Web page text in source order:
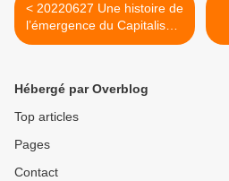
< 20220627 Une histoire de
l’émergence du Capitalisme
partie 3
Hébergé par Overblog
Top articles
Pages
Contact